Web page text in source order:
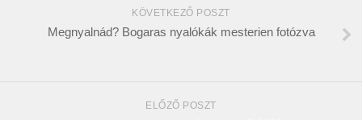
KÖVETKEZŐ POSZT
Megnyalnád? Bogaras nyalókák mesterien fotózva
ELŐZŐ POSZT